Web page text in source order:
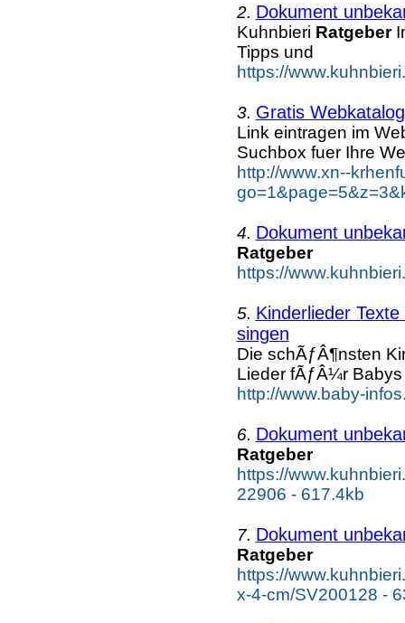
2. Dokument
Kuhnbieri Ratgeber
Tipps und
https://
3. Gratis
Link eintragen im
Suchbox fuer Ihre
http://www.xn--
4. Dokument
Ratgeber
https://
5. Kinderlieder
singen
Die schÃƒÂ¶nsten
Lieder fÃƒÂ¼r Babys
http://www.baby-
6. Dokument
Ratgeber
https://
22906 - 617.4kb
7. Dokument
Ratgeber
https://
x-4-cm/SV200128 -